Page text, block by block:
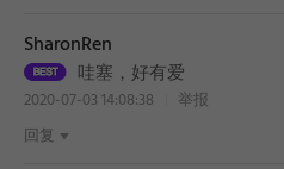
SharonRen
哇塞，好有爱
2020-07-03 14:08:38
举报
回复